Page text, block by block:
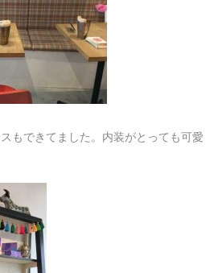
もできてました。内装がとっても可愛